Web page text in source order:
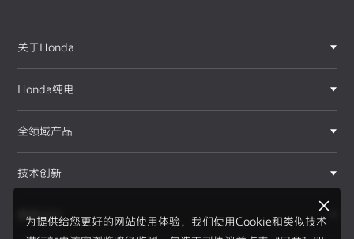
为提供给您更好的网站使用体验，我们使用Cookie和类似技术
关于Honda
Honda纯电
全领域产品
技术创新
赛事运动